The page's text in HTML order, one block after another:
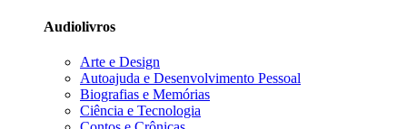
Audiolivros
Arte e Design
Autoajuda e Desenvolvimento Pessoal
Biografias e Memórias
Ciência e Tecnologia